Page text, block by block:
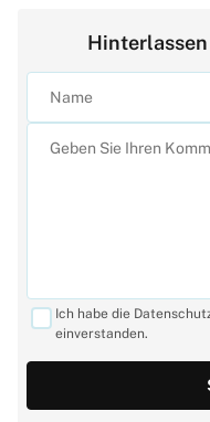
Ich habe die
einverstanden.